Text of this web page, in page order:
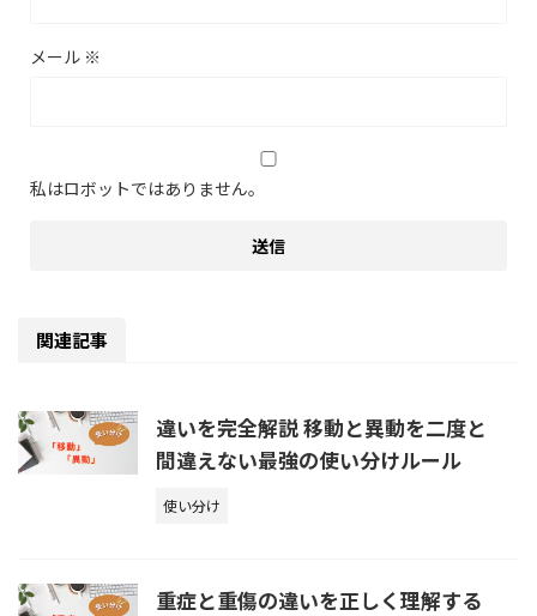
メール ※
私はロボットではありません。
関連記事
違いを完全解説 移動と異動を二度と
間違えない最強の使い分けルール
使い分け
重症と重傷の違いを正しく理解する